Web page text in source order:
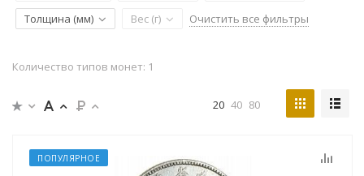
Толщина (мм)
Вес (г) Очистить все фильтры
Количество типов монет: 1
20 40 80
ПОПУЛЯРНОЕ